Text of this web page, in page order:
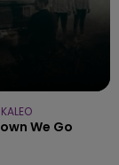
KALEO
We Go